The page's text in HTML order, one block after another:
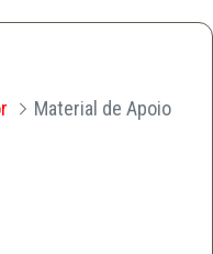
Material de Apoio